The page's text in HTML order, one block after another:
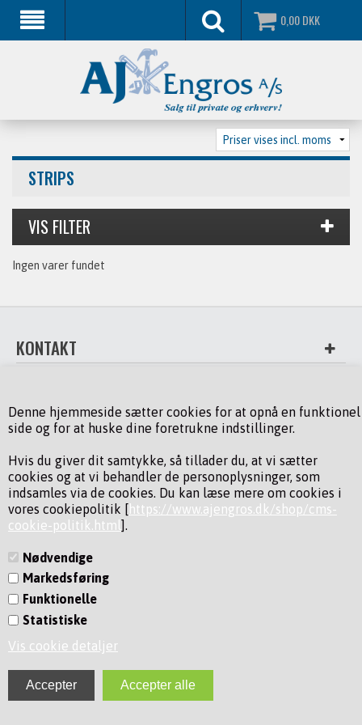
Denne hjemmeside sætter cookies for at opnå en funktionel
side og for at huske dine foretrukne indstillinger.
Hvis du giver dit samtykke, så tillader du, at vi sætter
cookies og at vi behandler de personoplysninger, som
indsamles via de cookies. Du kan læse mere om cookies i
vores cookiepolitik [https://www.ajengros.dk/shop/cms-
cookie-politik.html ].
Nødvendige
Markedsføring
Funktionelle
Statistiske
Vis cookie detaljer
0,00DKK
STRIPS
Ingen varer fundet
KONTAKT
NYHEDSBREV